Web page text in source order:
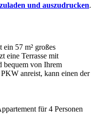
und auszudrucken.
57 m² großes
eine Terrasse mit
bequem von Ihrem
anreist, kann einen der